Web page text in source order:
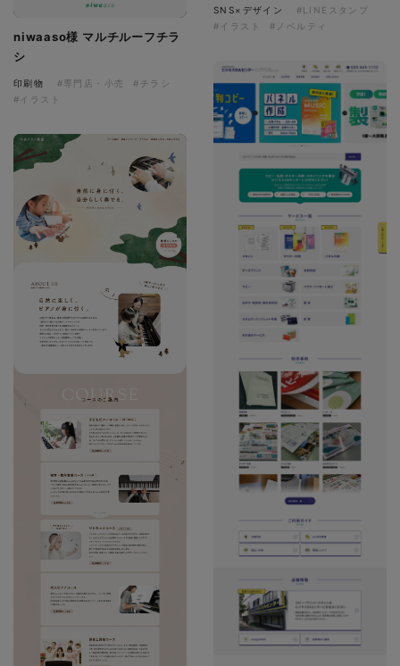
niwaaso様 マルチルーフチラ
シ
印刷物 #専門店・小売
#チラシ
#イラスト
SNS×デザイン
#LINEスタンプ
#イラスト
#ノベルティ